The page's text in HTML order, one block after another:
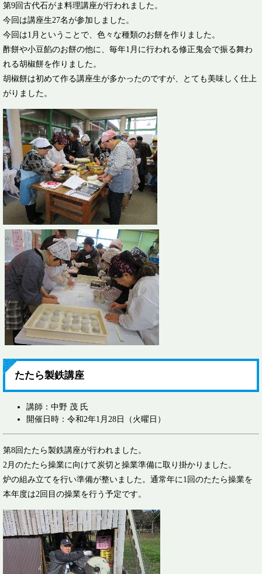
第9回古代石がま料理講座が行われました。
今回は講座生27名が参加しました。
今回は1月ということで、色々な種類のお餅を作りました。
酢餅や小豆餡のお餅の他に、毎年1月に行われる修正鬼会で振る舞わ
れる胡椒餅を作りました。
胡椒餅は初めて作る講座生が多かったのですが、とても美味しく仕上
がりました。
たたら製鉄講座
講師：中野 茂 氏
開催日時：令和2年1月28日（火曜日）
第8回たたら製鉄講座が行われました。
2月のたたら操業に向けて炭切と操業準備に取り掛かりました。
炉の組み立てを行い準備が整いました。通常年に1回のたたら操業を
本年度は2回目の操業を行う予定です。